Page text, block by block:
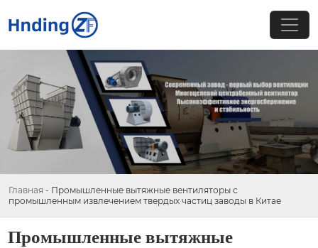
Главная - Промышленные вытяжные вентиляторы с
промышленным извлечением твердых частиц заводы в Китае
Промышленные вытяжные